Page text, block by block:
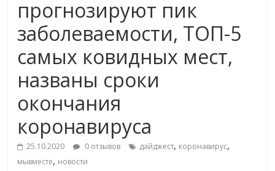
прогнозируют пик
заболеваемости, ТОП-5
самых ковидных мест,
названы сроки
окончания
коронавируса
25.10.2020 0 отзывов дайджест, коронавирус,
мывместе, новости